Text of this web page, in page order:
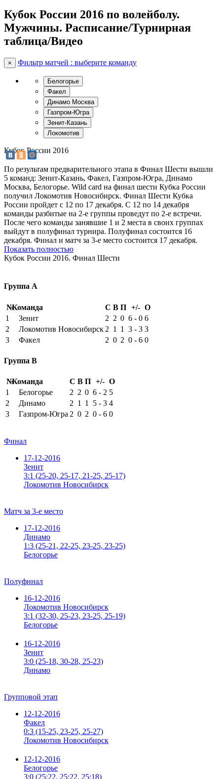
Кубок России 2016 по волейболу.
Мужчины. Расписание/Турнирная
таблица/Видео
Фильтр матчей : выберите команду
Кубок России 2016
По результам предварительного этапа в Финал Шести вышли
5 команд: Зенит-Казань, Факел, Газпром-Югра, Динамо
Москва, Белогорье. Wild card на финал шести Кубка России
получил Локомотив Новосибирск. Финал Шести Кубка
России пройдет с 12 по 17 декабря. С 12 по 14 декабря
команды разбитые на 2-е группы проведут по 2-е встречи.
После чего команды занявшие 1 и 2 места в своих группах
выйдут в полуфинал турнира. Полуфинал состоится 16
декабря. Финал и матч за 3-е место состоится 17 декабря.
Показать полностью
Кубок России 2016. Финал Шести
Группа А
№Команда С В П +/- О
1
Зенит 2 2 0 6 - 0 6
2
Локомотив Новосибирск 2 1 1 3 - 3 3
3
Факел 2 0 2 0 - 6 0
Группа B
№Команда С В П +/- О
1
Белогорье 2 2 0 6 - 2 5
2
Динамо 2 1 1 5 - 3 4
3
Газпром-Югра 2 0 2 0 - 6 0
Финал
17-12-2016
Зенит
3:1 (25-20, 25-17, 21-25, 25-17)
Локомотив Новосибирск
Матч за 3-е место
17-12-2016
Динамо
1:3 (25-21, 22-25, 23-25, 23-25)
Белогорье
Полуфинал
16-12-2016
Локомотив Новосибирск
3:1 (32-30, 25-23, 23-25, 25-19)
Белогорье
16-12-2016
Зенит
3:0 (25-18, 30-28, 25-23)
Динамо
Групповой этап
12-12-2016
Факел
0:3 (15-25, 23-25, 25-27)
Локомотив Новосибирск
12-12-2016
Белогорье
3:0 (25:22, 25:22, 25:18)